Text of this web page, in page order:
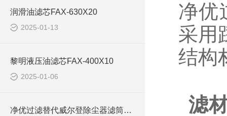
润滑油滤芯FAX-630X20
2025-01-13
黎明液压油滤芯FAX-400X10
2025-01-06
净优过滤替代威尔登除尘器滤筒优势
净优
采用
结构
滤